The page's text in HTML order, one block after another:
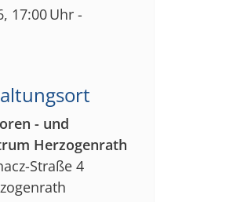
17:00 Uhr -
- und
Herzogenrath
Straße 4